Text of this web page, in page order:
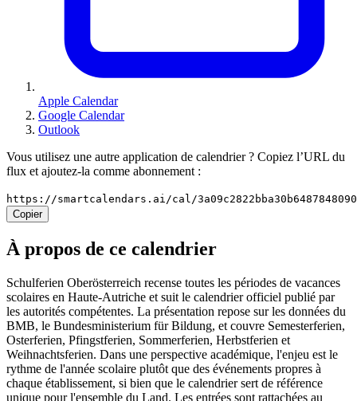
Apple Calendar
Google Calendar
Outlook
Vous utilisez une autre application de calendrier ? Copiez l’URL du
flux et ajoutez-la comme abonnement :
https://smartcalendars.ai/cal/
Copier
À propos de ce calendrier
Schulferien Oberösterreich recense toutes les périodes de vacances
scolaires en Haute-Autriche et suit le calendrier officiel publié par
les autorités compétentes. La présentation repose sur les données du
BMB, le Bundesministerium für Bildung, et couvre Semesterferien,
Osterferien, Pfingstferien, Sommerferien, Herbstferien et
Weihnachtsferien. Dans une perspective académique, l'enjeu est le
rythme de l'année scolaire plutôt que des événements propres à
chaque établissement, si bien que le calendrier sert de référence
unique pour l'ensemble du Land. Les entrées sont rattachées au